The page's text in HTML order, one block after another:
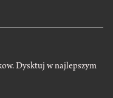
Dysktuj w najlepszym